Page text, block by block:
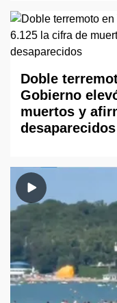
Doble
Gobierno
muertos y
desaparecidos